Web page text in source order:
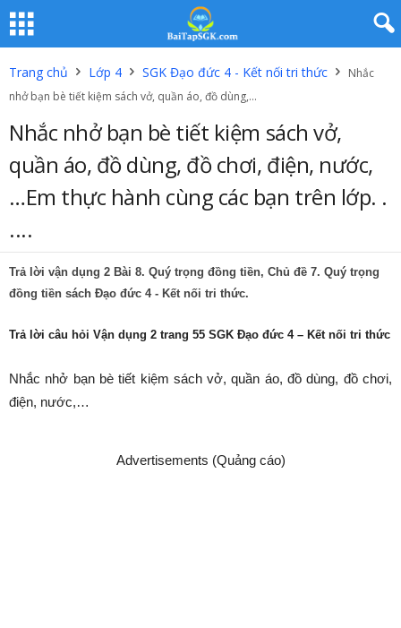
Trang chủ Lớp 4 SGK Đạo đức 4 - Kết nối tri thức
Nhắc
nhở bạn bè tiết kiệm sách vở, quần áo, đồ dùng,...
Nhắc nhở bạn bè tiết kiệm sách vở,
quần áo, đồ dùng, đồ chơi, điện, nước,
…Em thực hành cùng các bạn trên lớp. .
....
Trả lời vận dụng 2 Bài 8. Quý trọng đồng tiền, Chủ đề 7. Quý trọng
đồng tiền sách Đạo đức 4 - Kết nối tri thức.
Trả lời câu hỏi Vận dụng 2 trang 55 SGK Đạo đức 4 – Kết nối tri thức
Nhắc nhở bạn bè tiết kiệm sách vở, quần áo, đồ dùng, đồ chơi,
điện, nước,…
Advertisements (Quảng cáo)